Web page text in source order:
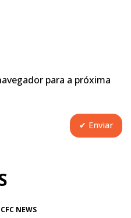
para a próxima
CFC NEWS